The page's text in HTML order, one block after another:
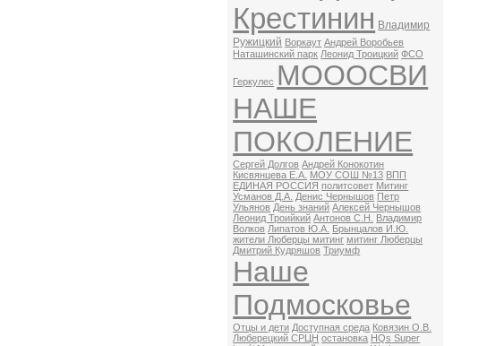
Крестинин Владимир
Ружицкий Воркаут Андрей Воробьев
Наташинский парк Леонид Троицкий ФСО
Геркулес МОООСВИ
НАШЕ
ПОКОЛЕНИЕ
Сергей Долгов Андрей Конокотин
Кисвянцева Е.А. МОУ СОШ №13 ВПП
ЕДИНАЯ РОССИЯ политсовет Митинг
Усманов Д.А. Денис Чернышов Петр
Ульянов День знаний Алексей Чернышов
Леонид Троийкий Антонов С.Н.
Владимир
Волков Липатов Ю.А. Брынцалов И.Ю.
жители Люберцы митинг митинг Люберцы
Дмитрий Кудряшов Триумф
Наше
Подмосковье
Отцы и дети Доступная среда Ковязин О.В.
Люберецкий СРЦН остановка HQs Super